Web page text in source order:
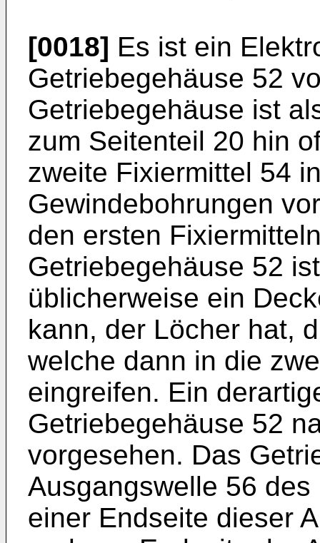
[0018] Es ist ein
Getriebegehäuse 52
Getriebegehäuse ist
zum Seitenteil 20 hin
zweite Fixiermittel 54
Gewindebohrungen
den ersten
Getriebegehäuse 52
üblicherweise ein
kann, der Löcher hat,
welche dann in die
eingreifen. Ein
Getriebegehäuse 52
vorgesehen. Das
Ausgangswelle 56
einer Endseite dieser